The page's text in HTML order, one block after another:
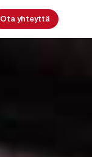
Ota yhteyttä